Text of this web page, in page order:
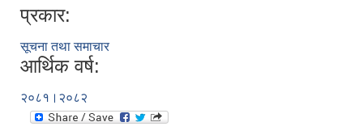
प्रकार:
सूचना तथा समाचार
आर्थिक वर्ष:
२०८१।२०८२